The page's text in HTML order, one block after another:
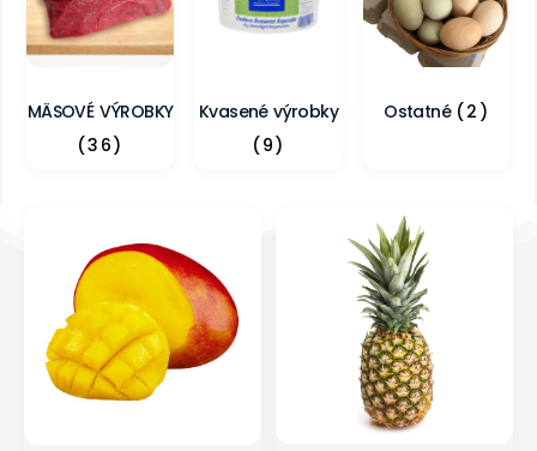
MÄSOVÉ VÝROBKY
(36)
Kvasené výrobky
(9)
Ostatné (2)